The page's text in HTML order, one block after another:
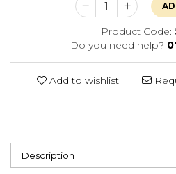
Product Code:
Do you need help?
Add to wishlist
Description